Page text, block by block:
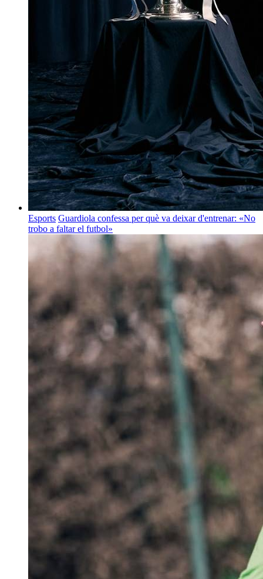
Esports Guardiola confessa per què va deixar d'entrenar: «No
trobo a faltar el futbol»